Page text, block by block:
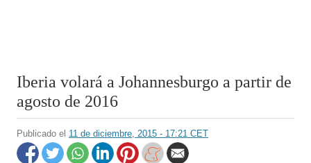
Iberia volará a Johannesburgo a partir de
agosto de 2016
Publicado el 11 de diciembre, 2015 - 17:21 CET